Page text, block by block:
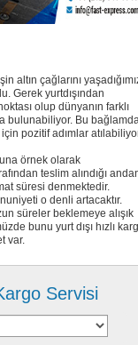
Servisi
altın çağlarını
Gerek yurtdışından
olup dünyanın farklı
bulunabiliyor. Bu
pozitif adımlar
örnek olarak
teslim alındığı
süresi denmektedir.
o denli artacaktır.
süreler beklemeye alışık
bunu yurt dışı hızlı
var.